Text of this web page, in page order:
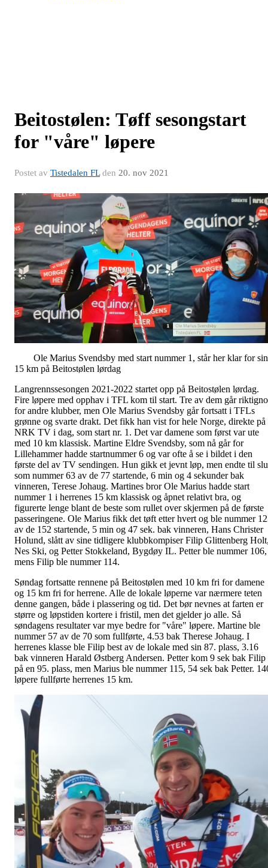
Beitostølen: Tøff sesongstart
for "våre" løpere
Postet av Tistedalen FLden 20. nov 2021
Ole Marius Svendsby med start nummer 1, står her klar for sin
15 km på Beitostølen lørdag
Langrennssesongen 2021-2022 startet opp på Beitostølen lørdag.
Fire løpere med opphav i TFL kom til start. Tre av dem går
for andre klubber, men Ole Marius Svendsby går fortsatt i TFLs
grønne og svarte drakt. Det fikk han vist for hele Norge, direkte på
NRK TV i dag, som start nr. 1. Det var damene som først var ute
med 10 km klassisk. Martine Eldre Svendsby, som nå går for
Lillehammer hadde startnummer 6 og var ofte å se i bildet i den
første del av TV sendingen. Hun gikk et jevnt løp, men endte til
som nummer 63 av de 77 startende, 6 min og 4 sekunder bak
vinneren, Terese Johaug. Martines bror Ole Marius hadde start
nummer 1 i herrenes 15 km klassisk og åpnet relativt bra, og
figurerte lenge blant de beste som rullet over skjermen på de første
passeringene. Ole Marius fikk det tøft etter hvert og ble nummer
av de 152 startende, 5 min og 47 sek. bak vinneren, Hans Christer
Holund, slått av sine tidligere klubbkompiser Filip Glittenberg
Nes Ski, og Petter Stokkeland, Bygdøy IL. Petter ble nummer 106,
mens Filip ble nummer 114.
Søndag fortsatte rennene på Beitostølen med 10 km fri for damene
og 15 km fri for herrene. Alle de lokale løperne var nærmere teten
denne gangen, både i plassering og tid. Det bør nevnes at farten er
større og løpstiden kortere i fristil, men det gjelder jo alle. Så
søndagens resultater var mye bedre for "våre" løpere. Martine ble
nummer 57 av de 70 som fullførte, 4.53 bak Therese Johaug. I
herrenes klasse ble Filip best av de lokale med sin 87. plass, 3.16
bak vinneren Harald Østberg Andersen. Petter kom 9 sek bak Filip
på en 95. plass, men Marius ble nummer 115, 54 sek bak Petter.
løpere fullførte herrenes 15 km.